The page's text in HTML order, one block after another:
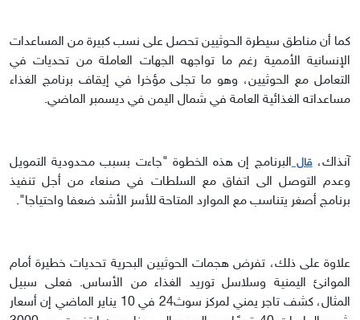
كما أن مناطق سيطرة الحوثيين تحصل على نسب كبيرة من المساعدات
الإنسانية الأممية رغم ما تواجهه الجهات العاملة من تحديات في
التعامل مع الحوثيين، وهو ما تجلى مؤخرا في إيقاف برنامج الغذاء
مساعداته الغذائية العامة في شمال اليمن في ديسمبر الماضي.
آنذاك،قال البرنامج إن هذه الخطوة "جاءت بسبب محدودية التمويل
وعدم التوصل الى اتفاق مع السلطات في صنعاء من أجل تنفيذ
برنامج أصغر يتناسب مع الموارد المتاحة للأسر الأشد ضعفا واحتياجا".
علاوة على ذلك، تفرض هجمات الحوثيين البحرية تحديات خطيرة أمام
الموانئ اليمنية وسلاسل توريد الغذاء من الأساس. فعلى سبيل
المثال، كشف تاجر يمني لمركز سوث24 في 10 يناير الماضي إن أسعار